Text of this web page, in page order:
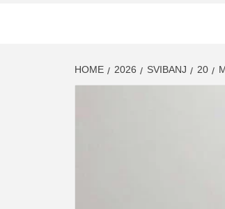
HOME 2026 SVIBANJ 20